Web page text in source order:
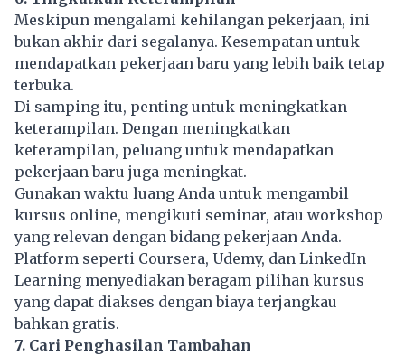
Meskipun mengalami kehilangan pekerjaan, ini
bukan akhir dari segalanya. Kesempatan untuk
mendapatkan pekerjaan baru yang lebih baik tetap
terbuka.
Di samping itu, penting untuk meningkatkan
keterampilan. Dengan meningkatkan
keterampilan, peluang untuk mendapatkan
pekerjaan baru juga meningkat.
Gunakan waktu luang Anda untuk mengambil
kursus online, mengikuti seminar, atau workshop
yang relevan dengan bidang pekerjaan Anda.
Platform seperti Coursera, Udemy, dan LinkedIn
Learning menyediakan beragam pilihan kursus
yang dapat diakses dengan biaya terjangkau
bahkan gratis.
7. Cari Penghasilan Tambahan